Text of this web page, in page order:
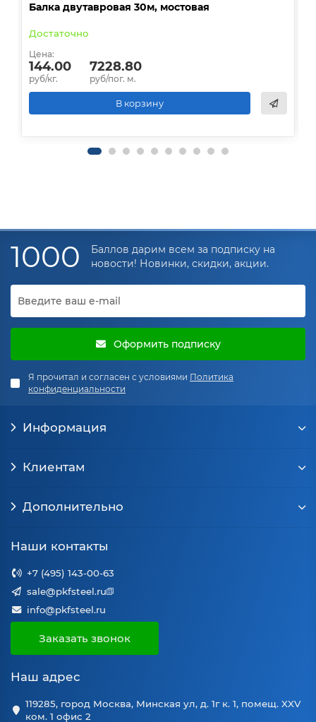
Балка двутавровая 30м, мостовая
Достаточно
Цена:
144.00
руб/кг.
7228.80
руб/пог. м.
В корзину
1000
Баллов дарим всем за подписку на
новости! Новинки, скидки, акции.
Оформить подписку
Я прочитал и согласен с условиями Политика
конфиденциальности
Информация
Клиентам
Дополнительно
Наши контакты
+7 (495) 143-00-63
sale@pkfsteel.ru
info@pkfsteel.ru
Заказать звонок
Наш адрес
119285, город Москва, Минская ул, д. 1г к. 1, помещ. XXV
ком. 1 офис 2